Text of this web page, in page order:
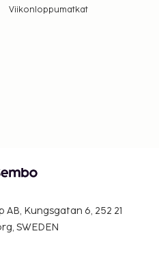
Viikonloppumatkat
Kungsgatan 6, 252 21
SWEDEN